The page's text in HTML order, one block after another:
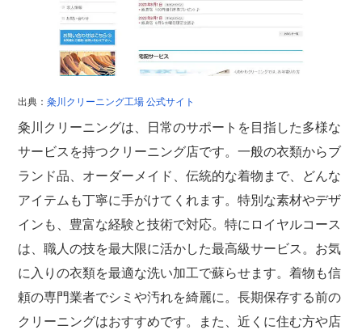
出典：粂川クリーニング工場 公式サイト
粂川クリーニングは、日常のサポートを目指した多様な
サービスを持つクリーニング店です。一般の衣類からブ
ランド品、オーダーメイド、伝統的な着物まで、どんな
アイテムも丁寧に手がけてくれます。特別な素材やデザ
インも、豊富な経験と技術で対応。特にロイヤルコース
は、職人の技を最大限に活かした最高級サービス。お気
に入りの衣類を最適な洗い加工で蘇らせます。着物も信
頼の専門業者でシミや汚れを綺麗に。長期保存する前の
クリーニングはおすすめです。また、近くに住む方や店